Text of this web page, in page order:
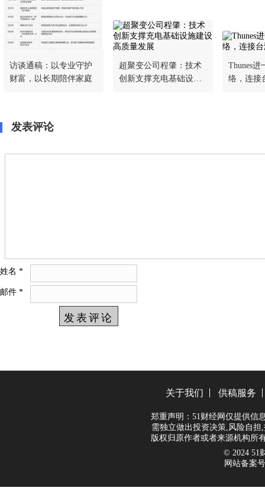
访谈通稿：以专业守护
财富，以长期陪伴家庭
超聚变公司程肇：技术
创新支撑充电基础设施
Thunes进
络，连接
发表评论
姓名 *
邮件 *
关于我们 供稿服务
郑重声明：51财经网仅提供信
需独立做出投资决策,风险自
版权归原作者或者来源机构所
© 2024 51
网站备案